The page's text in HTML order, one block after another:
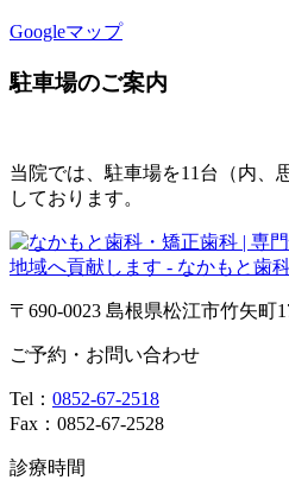
Googleマップ
駐車場のご案内
当院では、駐車場を11台（内、
しております。
〒690-0023 島根県松江市竹矢町
ご予約・お問い合わせ
Tel： 0852-67-2518
Fax：0852-67-2528
診療時間